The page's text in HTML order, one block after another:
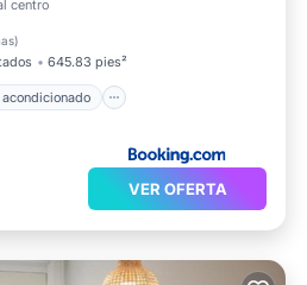
centro
)
645.83 pies²
Aire acondicionado
para niños
VER OFERTA